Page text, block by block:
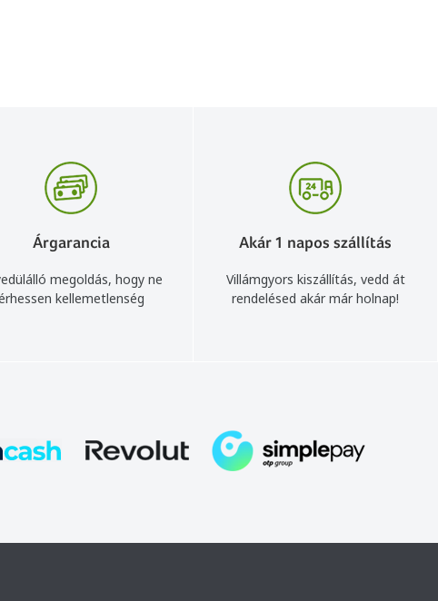
Árgarancia
megoldás, hogy ne
kellemetlenség
Akár 1 napos szállítás
Villámgyors kiszállítás, vedd át
rendelésed akár már holnap!